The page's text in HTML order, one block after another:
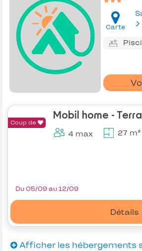
Carte
Coup de
Mobil home -
4 max 27 m²
Détails
Du 05/09 au 12/09
Afficher les hébergements